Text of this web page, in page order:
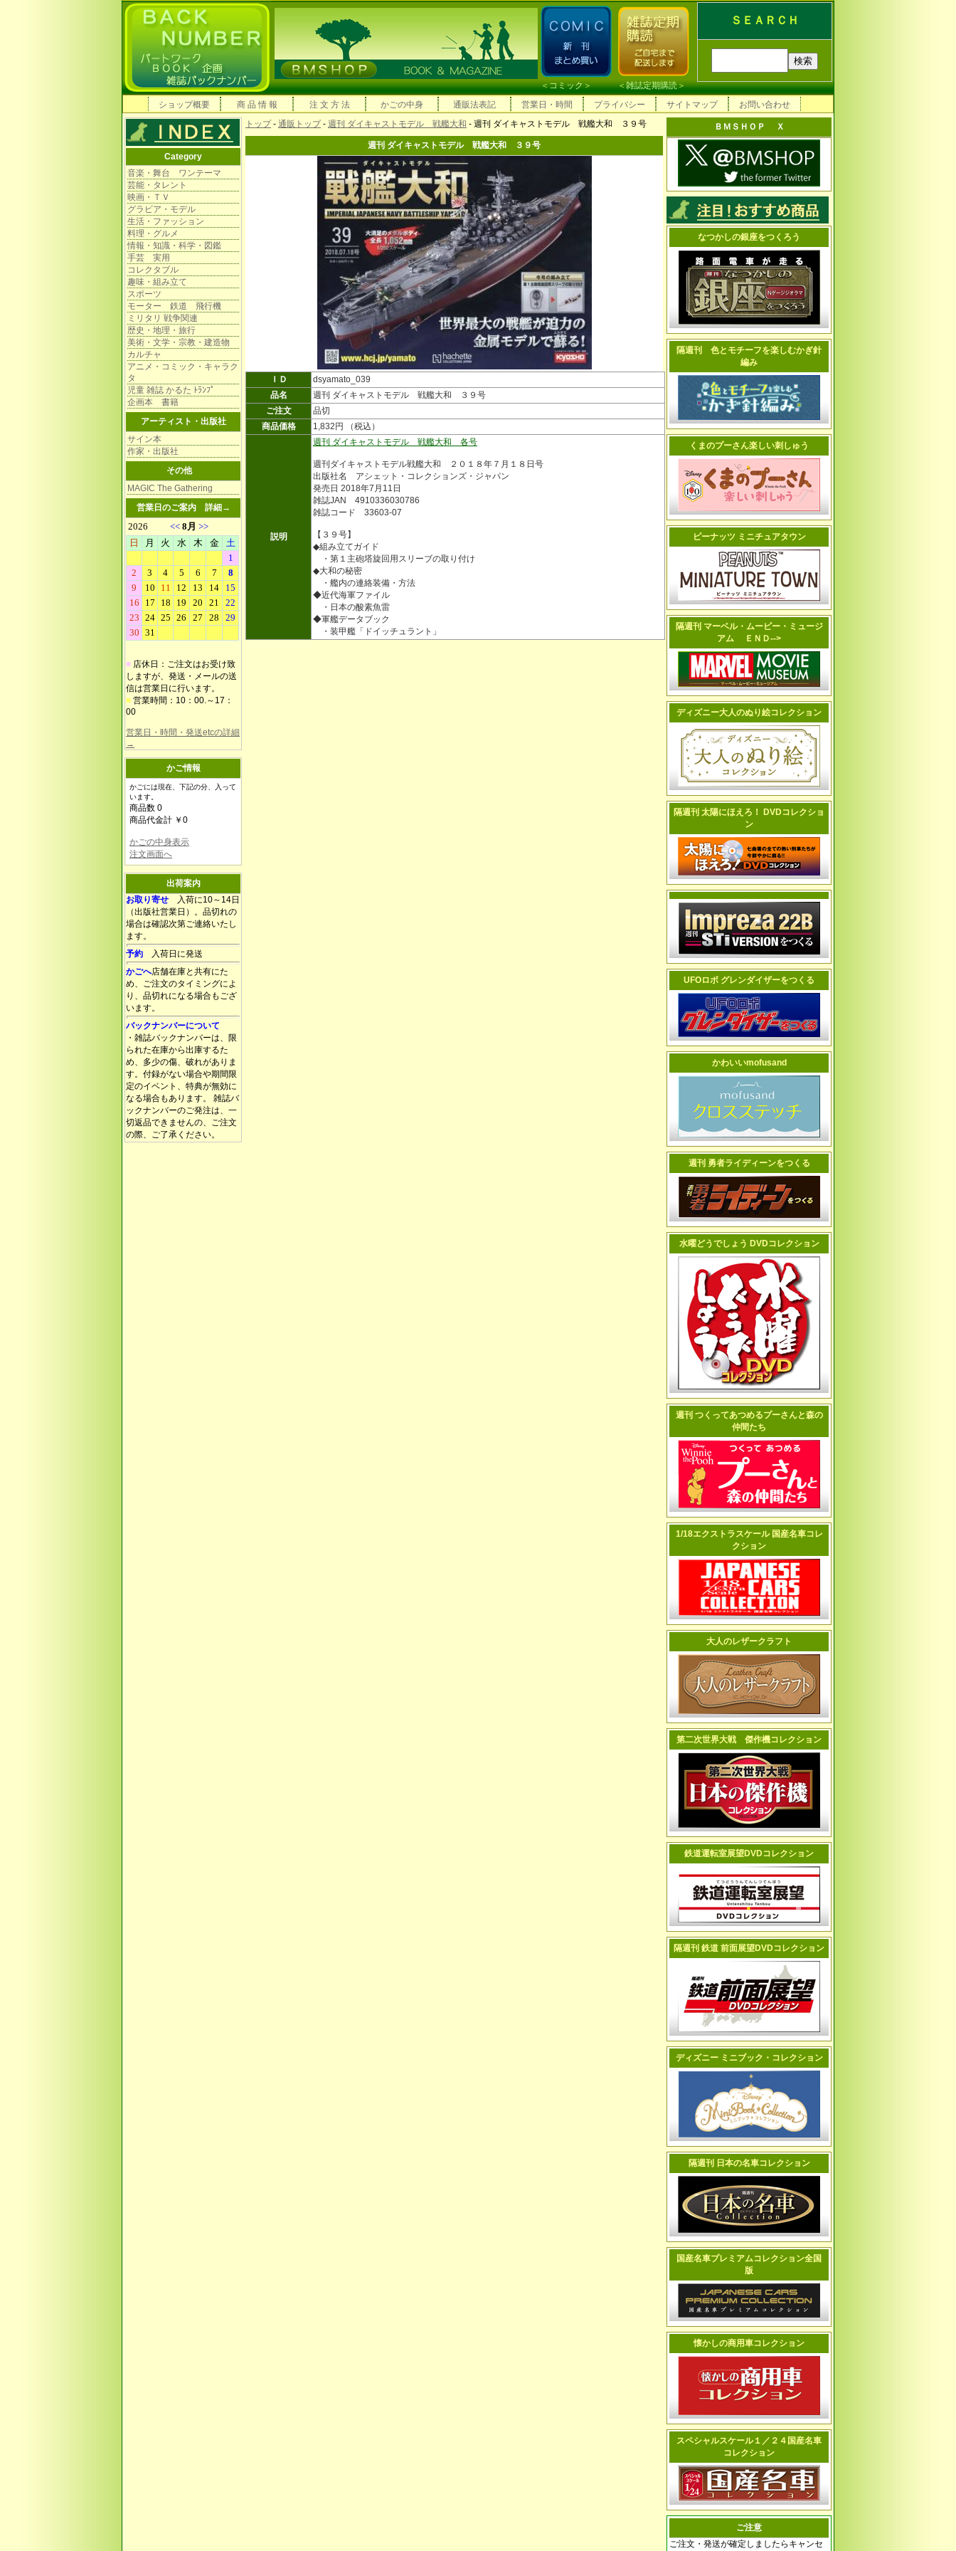
ＳＥＡＲＣＨ
＜コミック＞ ＜雑誌定期購読＞
ショップ概要
商 品 情 報 注 文 方 法 かごの中身 通販法表記 営業日・時間 プライバシー サイトマップ お問い合わせ
Category
音楽・舞台 ワンテーマ
芸能・タレント
映画・ＴＶ
グラビア・モデル
生活・ファッション
料理・グルメ
情報・知識・科学・図鑑
手芸 実用
コレクタブル
趣味・組み立て
スポーツ
モーター 鉄道 飛行機
ミリタリ 戦争関連
歴史・地理・旅行
美術・文学・宗教・建造物
カルチャ
アニメ・コミック・キャラク
タ
児童 雑誌 かるた ﾄﾗﾝﾌﾟ
企画本 書籍
アーティスト・出版社
サイン本
作家・出版社
その他
MAGIC The Gathering
営業日のご案内 詳細→
■ 店休日：ご注文はお受け致
しますが、発送・メールの送
信は営業日に行います。
■ 営業時間：10：00.～17：
00
営業日・時間・発送etcの詳細
→
かご情報
かごには現在、下記の分、入って
います。
商品数 0
商品代金計 ￥0
かごの中身表示
注文画面へ
出荷案内
お取り寄せ 入荷に10～14日
（出版社営業日）。品切れの
場合は確認次第ご連絡いたし
ます。
予約 入荷日に発送
かごへ店舗在庫と共有にた
め、ご注文のタイミングによ
り、品切れになる場合もござ
います。
バックナンバーについて
・雑誌バックナンバーは、限
られた在庫から出庫するた
め、多少の傷、破れがありま
す。付録がない場合や期間限
定のイベント、特典が無効に
なる場合もあります。 雑誌バ
ックナンバーのご発注は、一
切返品できませんの、ご注文
の際、ご了承ください。
トップ- 通販トップ- 週刊 ダイキャストモデル 戦艦大和 - 週刊 ダイキャストモデル 戦艦大和 ３９号
週刊 ダイキャストモデル 戦艦大和 ３９号
ＩＤ
dsyamato_039
品名
週刊 ダイキャストモデル 戦艦大和 ３９号
ご注文
品切
商品価格
1,832円 （税込）
説明
週刊 ダイキャストモデル 戦艦大和 各号
週刊ダイキャストモデル戦艦大和 ２０１８年７月１８日号
出版社名 アシェット・コレクションズ・ジャパン
発売日 2018年7月11日
雑誌JAN 4910336030786
雑誌コード 33603-07
【３９号】
◆組み立てガイド
・第１主砲塔旋回用スリーブの取り付け
◆大和の秘密
・艦内の連絡装備・方法
◆近代海軍ファイル
・日本の酸素魚雷
◆軍艦データブック
・装甲艦「ドイッチュラント」
ＢＭＳＨＯＰ Ｘ
なつかしの銀座をつくろう
隔週刊 色とモチーフを楽しむかぎ針
編み
くまのプーさん楽しい刺しゅう
ピーナッツ ミニチュアタウン
隔週刊 マーベル・ムービー・ミュージ
アム ＥＮＤ-->
ディズニー大人のぬり絵コレクション
隔週刊 太陽にほえろ！ DVDコレクショ
ン
UFOロボ グレンダイザーをつくる
かわいいmofusand
週刊 勇者ライディーンをつくる
水曜どうでしょう DVDコレクション
週刊 つくってあつめるプーさんと森の
仲間たち
1/18エクストラスケール 国産名車コレ
クション
大人のレザークラフト
第二次世界大戦 傑作機コレクション
鉄道運転室展望DVDコレクション
隔週刊 鉄道 前面展望DVDコレクション
ディズニー ミニブック・コレクション
隔週刊 日本の名車コレクション
国産名車プレミアムコレクション全国
版
懐かしの商用車コレクション
スペシャルスケール１／２４国産名車
コレクション
ご注意
ご注文・発送が確定しましたらキャンセ